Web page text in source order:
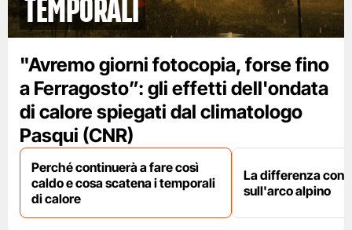
"Avremo giorni fotocopia, forse fino
a Ferragosto”: gli effetti dell'ondata
di calore spiegati dal climatologo
Pasqui (CNR)
Perché continuerà a fare così
caldo e cosa scatena i temporali
di calore
La differenza con
sull'arco alpino